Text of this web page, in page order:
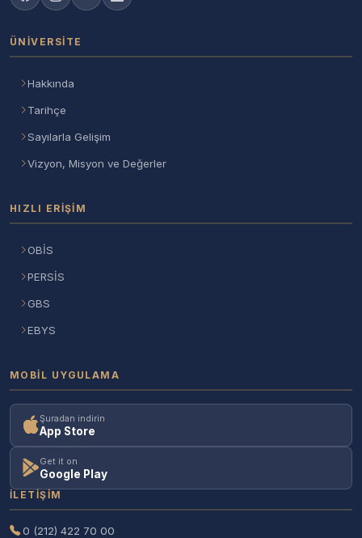
ÜNIVERSITE
Hakkında
Tarihçe
Sayılarla Gelişim
Vizyon, Misyon ve Değerler
HIZLI ERIŞIM
OBİS
PERSİS
GBS
EBYS
MOBIL UYGULAMA
Şuradan indirin
App Store
Get it on
Google Play
İLETIŞIM
0 (212) 422 70 00